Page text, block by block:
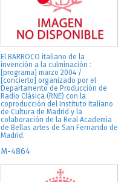
El BARROCO italiano de la
invención a la culminación :
[programa] marzo 2004 /
[concierto] organizado por el
Departamento de Producción de
Radio Clásica (RNE) con la
coproducción del Instituto Italiano
de Cultura de Madrid y la
colaboración de la Real Academia
de Bellas artes de San Fernando de
Madrid.
M-4864